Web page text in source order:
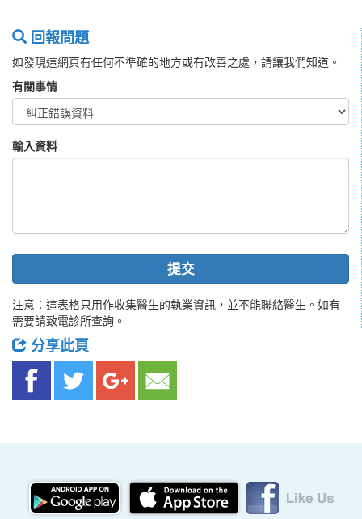
回報問題
如發現這網頁有任何不準確的地方或有改善之處，請讓我們知道。
有關事情
輸入資料
提交
注意：這表格只用作收集醫生的執業資訊，並不能聯絡醫生。如有
需要請致電診所查詢。
分享此頁